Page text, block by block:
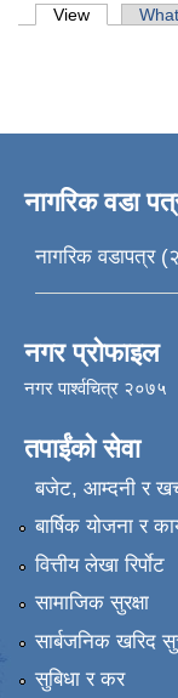
Primary
View (active tab)
नागरिक वडा
नागरिक वडापत्र
नगर प्रोफाइल
नगर पार्श्वचित्र २०७५
तपाईंको सेवा
बजेट, आम्दनी र
बार्षिक योजना र
वित्तीय लेखा रिर्पाेट
सामाजिक सुरक्षा
सार्बजनिक खरिद
सुबिधा र कर